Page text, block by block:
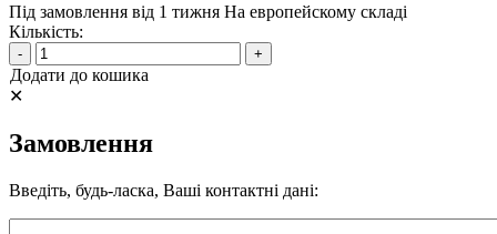
Під замовлення від 1 тижня На европейскому складі
Кількість:
- +
Додати до кошика
✕
Замовлення
Введіть, будь-ласка, Ваші контактні дані: